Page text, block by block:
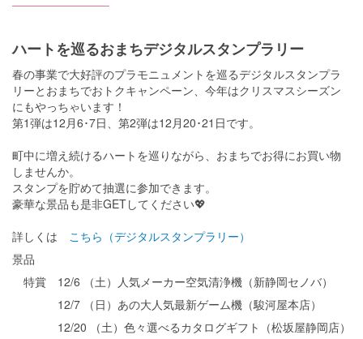
ハートを巡るおまちデジタルスタンプラリー
春の事業で大好評のプラモニュメントを巡るデジタルスタンプラ
リーとおまちでおトクキャンペーン、今年はクリスマスシーズン
にもやっちゃいます！
第1弾は12月6･7日、第2弾は12月20･21日です。
町中に増え続けるハートを巡りながら、おまちでお得にお買い物
しませんか。
スタンプを貯めて抽選に参加できます。
豪華な景品も是非GETしてください💖
詳しくは こちら（デジタルスタンプラリー）
景品
特賞 12/6
（土）人気メーカー空気清浄機（新静岡セノバ）
12/7
（日）あの大人気最新ゲーム機（駿河屋本店）
12/20
（土）色々選べるカタログギフト（松坂屋静岡店）